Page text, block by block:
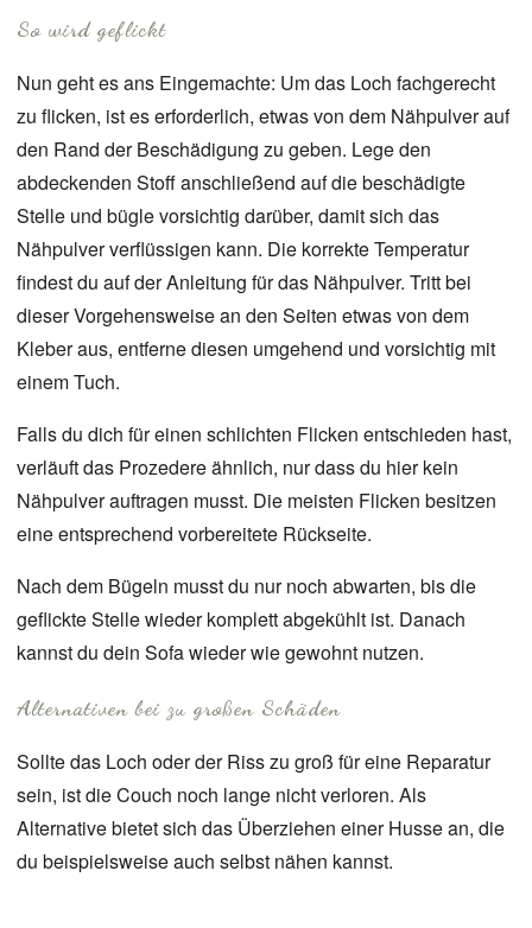
So wird geflickt
Nun geht es ans Eingemachte: Um das Loch fachgerecht
zu flicken, ist es erforderlich, etwas von dem Nähpulver auf
den Rand der Beschädigung zu geben. Lege den
abdeckenden Stoff anschließend auf die beschädigte
Stelle und bügle vorsichtig darüber, damit sich das
Nähpulver verflüssigen kann. Die korrekte Temperatur
findest du auf der Anleitung für das Nähpulver. Tritt bei
dieser Vorgehensweise an den Seiten etwas von dem
Kleber aus, entferne diesen umgehend und vorsichtig mit
einem Tuch.
Falls du dich für einen schlichten Flicken entschieden hast,
verläuft das Prozedere ähnlich, nur dass du hier kein
Nähpulver auftragen musst. Die meisten Flicken besitzen
eine entsprechend vorbereitete Rückseite.
Nach dem Bügeln musst du nur noch abwarten, bis die
geflickte Stelle wieder komplett abgekühlt ist. Danach
kannst du dein Sofa wieder wie gewohnt nutzen.
Alternativen bei zu großen Schäden
Sollte das Loch oder der Riss zu groß für eine Reparatur
sein, ist die Couch noch lange nicht verloren. Als
Alternative bietet sich das Überziehen einerHussean, die
du beispielsweise auch selbst nähen kannst.